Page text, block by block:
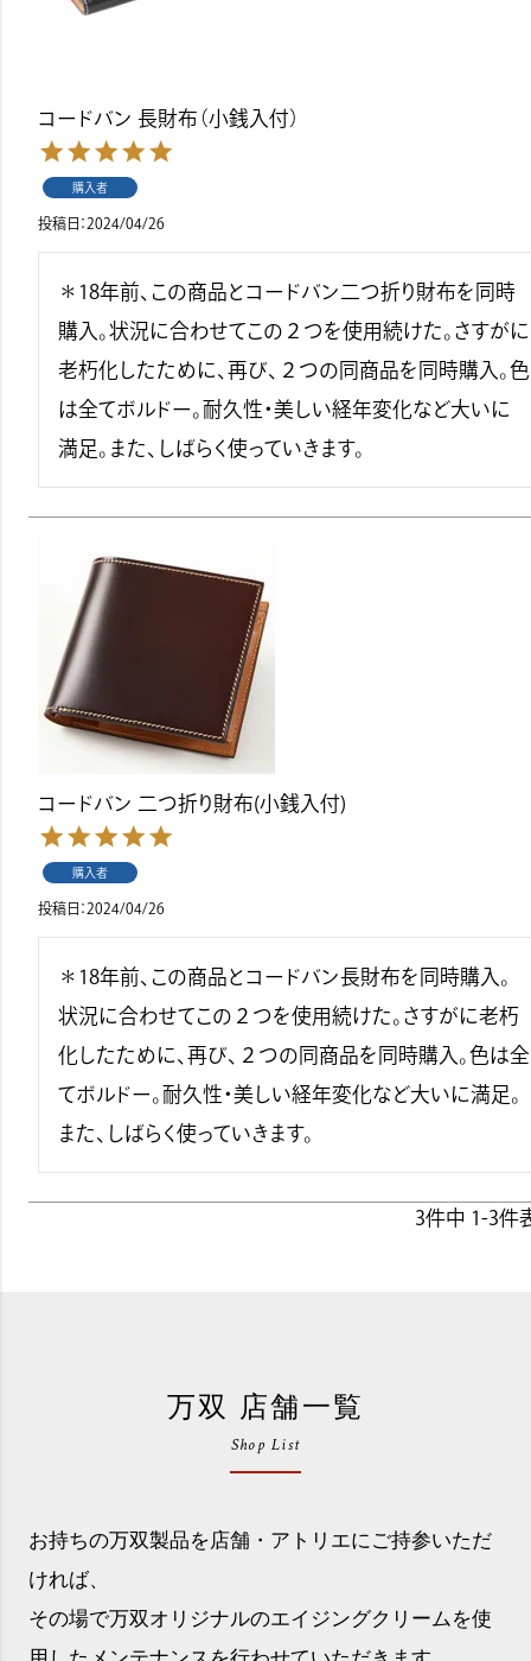
コードバン 長財布（小銭入付）
購入者
投稿日 2024/04/26
＊18年前、この商品とコードバン二つ折り財布を同時
購入。状況に合わせてこの２つを使用続けた。さすがに
老朽化したために、再び、２つの同商品を同時購入。色
は全てボルドー。耐久性・美しい経年変化など大いに
満足。また、しばらく使っていきます。
コードバン 二つ折り財布(小銭入付)
購入者
投稿日 2024/04/26
＊18年前、この商品とコードバン長財布を同時購入。
状況に合わせてこの２つを使用続けた。さすがに老朽
化したために、再び、２つの同商品を同時購入。色は全
てボルドー。耐久性・美しい経年変化など大いに満足。
3件中 1-3件
万双 店舗一覧
Shop List
お持ちの万双製品を店舗・アトリエにご持参いただ
ければ、
その場で万双オリジナルのエイジングクリームを使